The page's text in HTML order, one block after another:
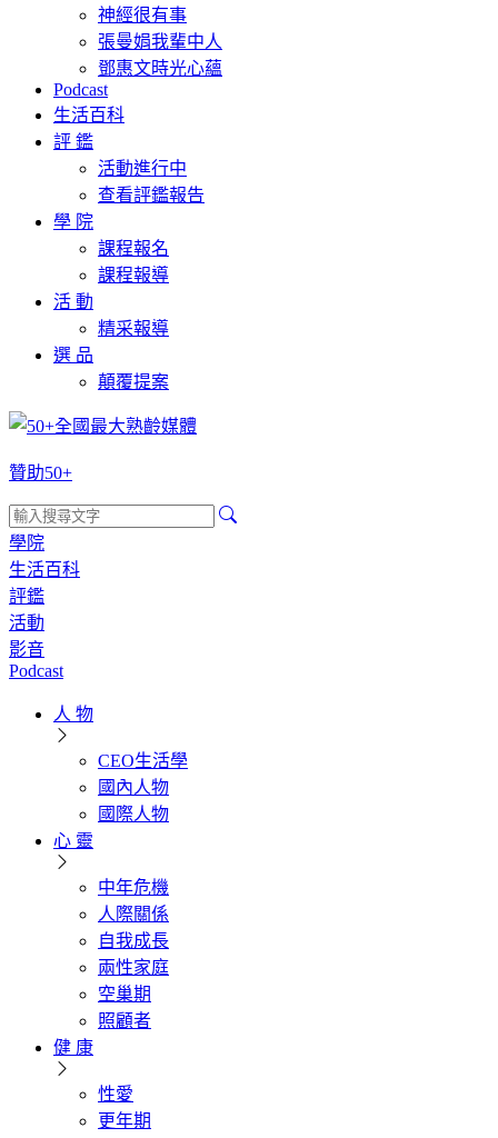
神經很有事
張曼娟我輩中人
鄧惠文時光心蘊
Podcast
生活百科
評 鑑
活動進行中
查看評鑑報告
學 院
課程報名
課程報導
活 動
精采報導
選 品
顛覆提案
贊助50+
學院
生活百科
評鑑
活動
影音
Podcast
人 物
CEO生活學
國內人物
國際人物
心 靈
中年危機
人際關係
自我成長
兩性家庭
空巢期
照顧者
健 康
性愛
更年期